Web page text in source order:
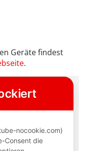
Geräte findest
.